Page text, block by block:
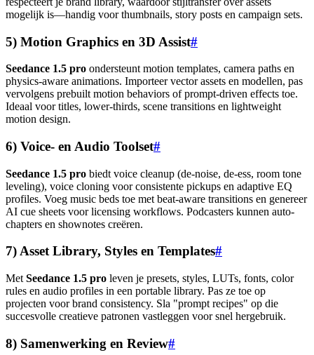
mogelijk is—handig voor thumbnails, story posts en campaign sets.
5) Motion Graphics en 3D Assist#
Seedance 1.5 pro ondersteunt motion templates, camera paths en
physics-aware animations. Importeer vector assets en modellen, pas
vervolgens prebuilt motion behaviors of prompt-driven effects toe.
Ideaal voor titles, lower-thirds, scene transitions en lightweight
motion design.
6) Voice- en Audio Toolset#
Seedance 1.5 pro biedt voice cleanup (de-noise, de-ess, room tone
leveling), voice cloning voor consistente pickups en adaptive EQ
profiles. Voeg music beds toe met beat-aware transitions en genereer
AI cue sheets voor licensing workflows. Podcasters kunnen auto-
chapters en shownotes creëren.
7) Asset Library, Styles en Templates#
Met Seedance 1.5 pro leven je presets, styles, LUTs, fonts, color
rules en audio profiles in een portable library. Pas ze toe op
projecten voor brand consistency. Sla "prompt recipes" op die
succesvolle creatieve patronen vastleggen voor snel hergebruik.
8) Samenwerking en Review#